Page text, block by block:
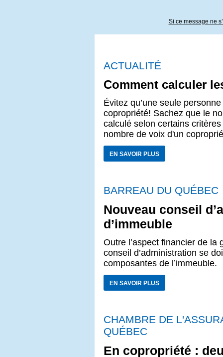
Si ce message ne
ACTUALITÉ
Comment calculer
Évitez qu’une seule
copropriété! Sachez que le
calculé selon certains
nombre de voix d'un
EN SAVOIR PLUS
BARREAU DU QUÉBEC
Nouveau conseil
d’immeuble
Outre l’aspect financier de la
conseil d’administration se
composantes de l’immeuble.
EN SAVOIR PLUS
CHAMBRE DE
QUÉBEC
En copropriété :